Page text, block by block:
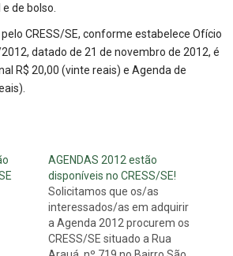
de bolso.
CRESS/SE, conforme estabelece Ofício
datado de 21 de novembro de 2012, é
R$ 20,00 (vinte reais) e Agenda de
AGENDAS 2012 estão
disponíveis no CRESS/SE!
Solicitamos que os/as
interessados/as em adquirir
a Agenda 2012 procurem os
CRESS/SE situado a Rua